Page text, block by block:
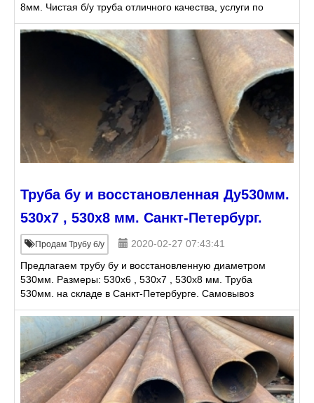
8мм. Чистая б/у труба отличного качества, услуги по
восстановлению трубы. Возможно применение
данной п
Труба бу и восстановленная Ду530мм.
530х7 , 530х8 мм. Санкт-Петербург.
Продам Трубу б/у
2020-02-27 07:43:41
Предлагаем трубу бу и восстановленную диаметром
530мм. Размеры: 530х6 , 530х7 , 530х8 мм. Труба
530мм. на складе в Санкт-Петербурге. Самовывоз
или доставка трубного проката собственным
транспортом.